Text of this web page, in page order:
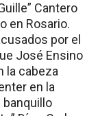
Cantero
en Rosario.
por el
José Ensino
la cabeza
en la
banquillo